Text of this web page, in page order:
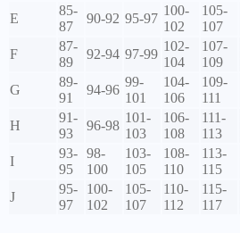
E
85-
87
90-92 95-97
100-
102
105-
107
F
87-
89
92-94 97-99
102-
104
107-
109
G
89-
91
94-96
99-
101
104-
106
109-
111
H
91-
93
96-98
101-
103
106-
108
111-
113
I
93-
95
98-
100
103-
105
108-
110
113-
115
J
95-
97
100-
102
105-
107
110-
112
115-
117